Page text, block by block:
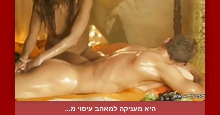
היא מעניקה למאהב עיסוי מ...